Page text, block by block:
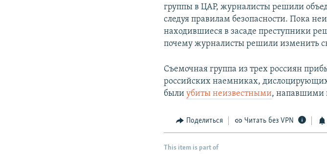
группы в ЦАР, журналисты решили
следуя правилам безопасности. Пока
находившиеся в засаде преступники
почему журналисты решили изменить
Съемочная группа из трех россиян
российских наемниках,
былиубиты неизвестными, напавшими
Поделиться Читать без VPN
This item is part of